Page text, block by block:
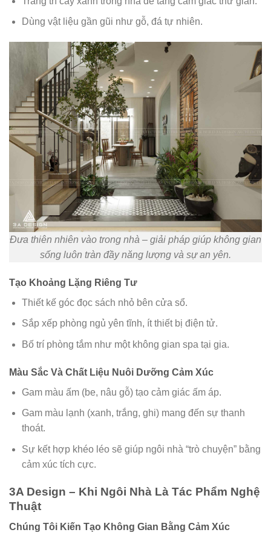
Dùng vật liệu gần gũi như gỗ, đá tự nhiên.
Đưa thiên nhiên vào trong nhà – giải pháp giúp không gian
sống luôn tràn đầy năng lượng và sự an yên.
Tạo Khoảng Lặng Riêng Tư
Thiết kế góc đọc sách nhỏ bên cửa sổ.
Sắp xếp phòng ngủ yên tĩnh, ít thiết bị điện tử.
Bố trí phòng tắm như một không gian spa tại gia.
Màu Sắc Và Chất Liệu Nuôi Dưỡng Cảm Xúc
Gam màu ấm (be, nâu gỗ) tạo cảm giác ấm áp.
Gam màu lạnh (xanh, trắng, ghi) mang đến sự thanh
thoát.
Sự kết hợp khéo léo sẽ giúp ngôi nhà “trò chuyện” bằng
cảm xúc tích cực.
3A Design – Khi Ngôi Nhà Là Tác Phẩm Nghệ
Thuật
Chúng Tôi Kiến Tạo Không Gian Bằng Cảm Xúc